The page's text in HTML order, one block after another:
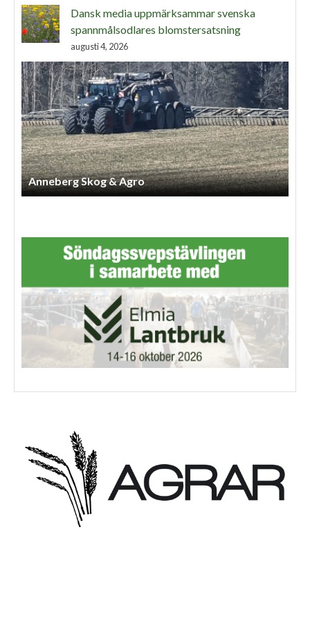
Dansk media uppmärksammar svenska
spannmålsodlares blomstersatsning
augusti 4, 2026
Anneberg Skog & Agro